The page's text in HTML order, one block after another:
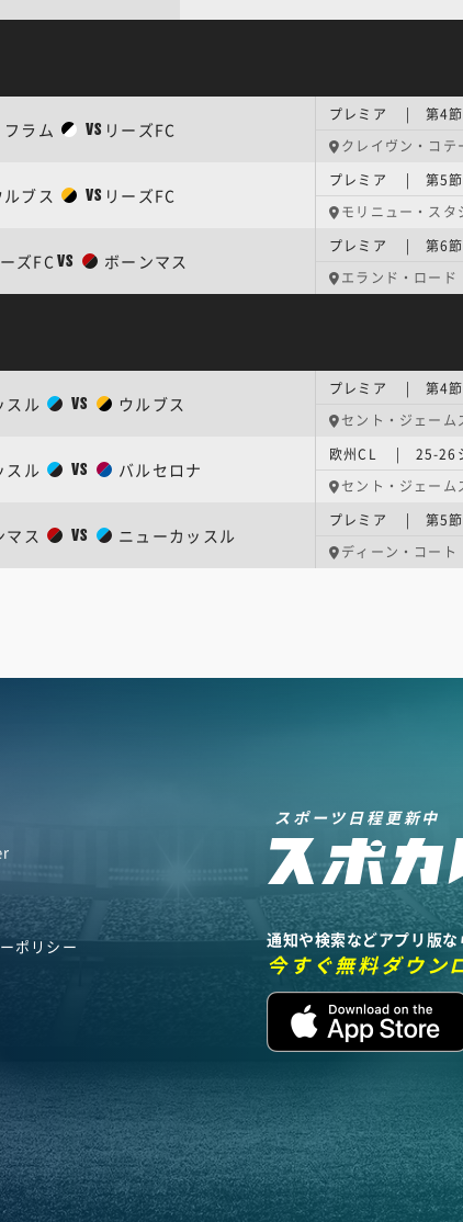
フラム VS リーズFC
プレミア | 第4節
クレイヴン・コテ
ルブス VS リーズFC
プレミア | 第5節
モリニュー・スタ
ズFCVS ボーンマス
プレミア | 第6節
エランド・ロード
スル VS ウルブス
プレミア | 第4節
セント・ジェーム
スル VS バルセロナ
欧州CL | 25-26シ
セント・ジェーム
マス VS ニューカッスル
プレミア | 第5節
ディーン・コート
ポリシー
スポーツ日程更新中
通知や検索などアプリ版
今すぐ無料ダウン